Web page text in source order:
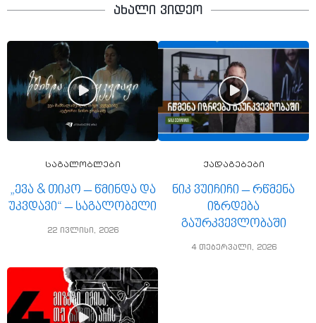
ახალი ვიდეო
საგალობლები
„ევა & თიკო – წმინდა და
უკვდავი“ – საგალობელი
22 ივლისი, 2026
ქადაგებები
ნიკ ვუიჩიჩი – რწმენა
იზრდება
გაურკვევლობაში
4 თებერვალი, 2026